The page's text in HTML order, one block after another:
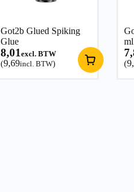
Got2b Glued Spiking
Glue
8,01 excl. BTW
(9,69incl. BTW)
ml
(